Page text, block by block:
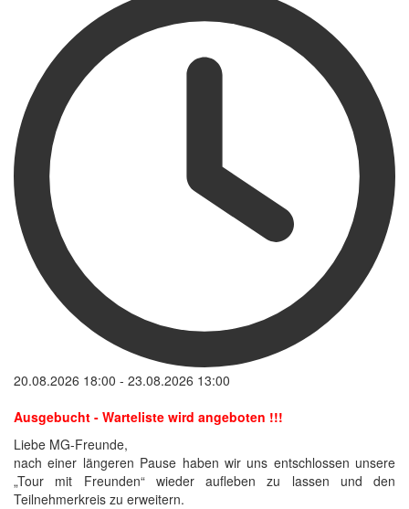
20.08.2026 18:00 - 23.08.2026 13:00
Ausgebucht - Warteliste wird angeboten !!!
Liebe MG-Freunde,
nach einer längeren Pause haben wir uns entschlossen unsere
„Tour mit Freunden“ wieder aufleben zu lassen und den
Teilnehmerkreis zu erweitern.